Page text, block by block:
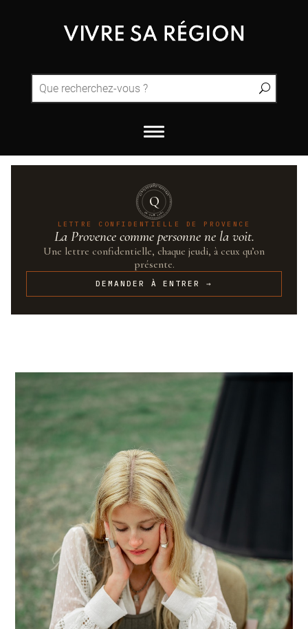
QUINTESSENCE·PROVENCE
UN·SUR·CENT
Q
LETTRE CONFIDENTIELLE DE PROVENCE
La Provence comme personne ne la voit.
Une lettre confidentielle, chaque jeudi, à ceux qu’on
présente.
DEMANDER À ENTRER →